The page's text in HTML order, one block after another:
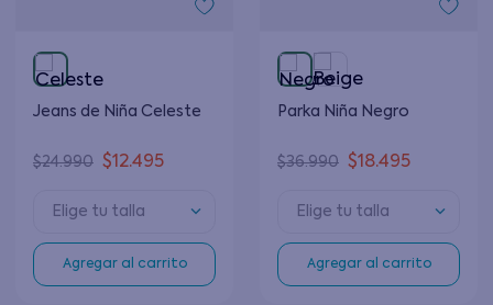
Jeans de Niña Celeste
$24.990 $12.495
Elige tu talla
Agregar al carrito
Parka Niña Negro
$36.990 $18.495
Elige tu talla
Agregar al carrito